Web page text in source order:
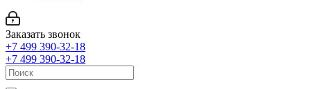
Заказать звонок
+7 499 390-32-18
+7 499 390-32-18